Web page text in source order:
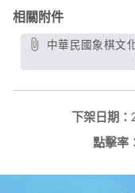
相關附件
下架日期：
點擊率